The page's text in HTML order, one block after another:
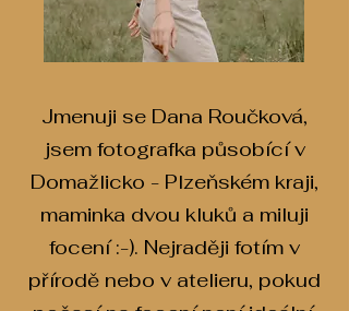
Jmenuji se Dana Roučková,
jsem fotografka působící v
Domažlicko - Plzeňském kraji,
maminka dvou kluků a miluji
focení :-). Nejraději fotím v
přírodě nebo v atelieru, pokud